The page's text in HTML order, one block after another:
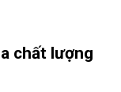
chất lượng